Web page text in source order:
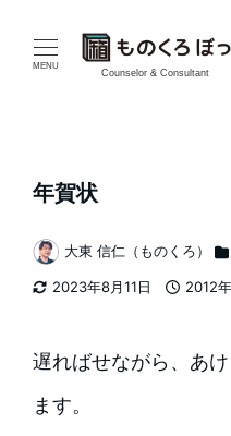
MENU
Counselor & Consultant
年賀状
2023年8月11日
2012
著
者
大東 信仁（ものくろ） カ
遅ればせながら、あ
ます。